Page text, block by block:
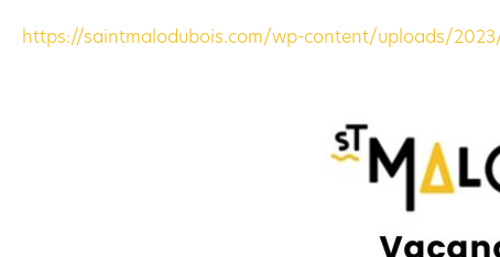
https://saintmalodubois.com/wp-content/uploads/